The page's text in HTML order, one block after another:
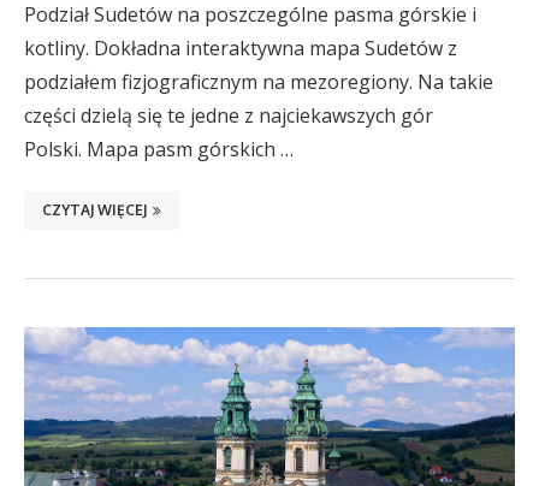
Podział Sudetów na poszczególne pasma górskie i
kotliny. Dokładna interaktywna mapa Sudetów z
podziałem fizjograficznym na mezoregiony. Na takie
części dzielą się te jedne z najciekawszych gór
Polski. Mapa pasm górskich …
CZYTAJ WIĘCEJ